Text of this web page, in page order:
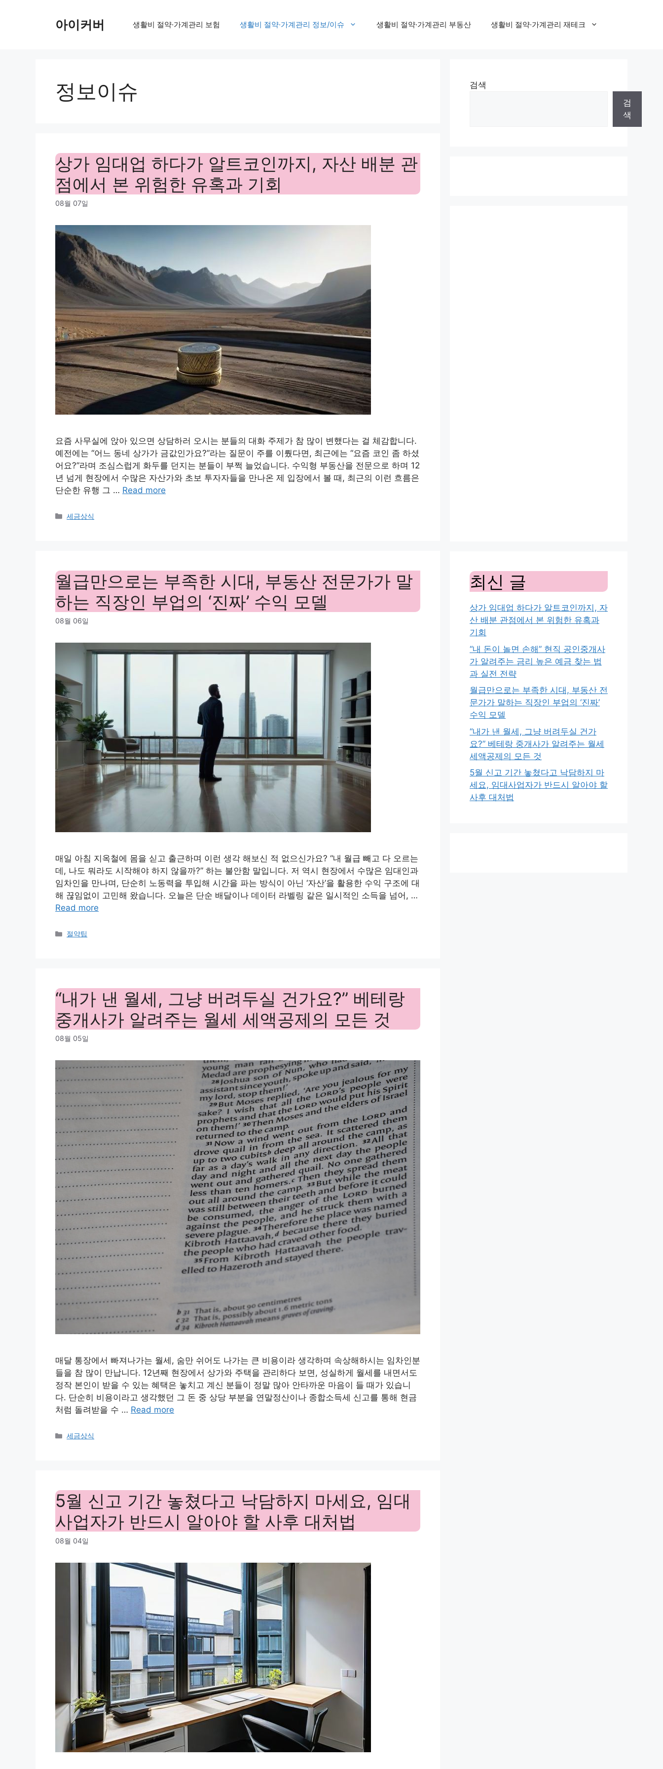
아이커버 생활비 절약·가계관리 보험 생활비 절약·가계관리 정보/이슈 생활비 절약·가계관리 부동산 생활비 절약·가계관리 재테크
정보이슈
상가 임대업 하다가 알트코인까지, 자산 배분 관
점에서 본 위험한 유혹과 기회
08월 07일
요즘 사무실에 앉아 있으면 상담하러 오시는 분들의 대화 주제가 참 많이 변했다는 걸 체감합니다.
예전에는 “어느 동네 상가가 금값인가요?”라는 질문이 주를 이뤘다면, 최근에는 “요즘 코인 좀 하셨
어요?”라며 조심스럽게 화두를 던지는 분들이 부쩍 늘었습니다. 수익형 부동산을 전문으로 하며 12
년 넘게 현장에서 수많은 자산가와 초보 투자자들을 만나온 제 입장에서 볼 때, 최근의 이런 흐름은
단순한 유행 그 … Read more
Categories
세금상식
월급만으로는 부족한 시대, 부동산 전문가가 말
하는 직장인 부업의 ‘진짜’ 수익 모델
08월 06일
매일 아침 지옥철에 몸을 싣고 출근하며 이런 생각 해보신 적 없으신가요? “내 월급 빼고 다 오르는
데, 나도 뭐라도 시작해야 하지 않을까?” 하는 불안함 말입니다. 저 역시 현장에서 수많은 임대인과
임차인을 만나며, 단순히 노동력을 투입해 시간을 파는 방식이 아닌 ‘자산’을 활용한 수익 구조에 대
해 끊임없이 고민해 왔습니다. 오늘은 단순 배달이나 데이터 라벨링 같은 일시적인 소득을 넘어, …
Read more
Categories
절약팁
“내가 낸 월세, 그냥 버려두실 건가요?” 베테랑
중개사가 알려주는 월세 세액공제의 모든 것
08월 05일
매달 통장에서 빠져나가는 월세, 숨만 쉬어도 나가는 큰 비용이라 생각하며 속상해하시는 임차인분
들을 참 많이 만납니다. 12년째 현장에서 상가와 주택을 관리하다 보면, 성실하게 월세를 내면서도
정작 본인이 받을 수 있는 혜택은 놓치고 계신 분들이 정말 많아 안타까운 마음이 들 때가 있습니
다. 단순히 비용이라고 생각했던 그 돈 중 상당 부분을 연말정산이나 종합소득세 신고를 통해 현금
처럼 돌려받을 수 … Read more
Categories
세금상식
5월 신고 기간 놓쳤다고 낙담하지 마세요, 임대
사업자가 반드시 알아야 할 사후 대처법
08월 04일
검색
검
색
최신 글
상가 임대업 하다가 알트코인까지, 자
산 배분 관점에서 본 위험한 유혹과
기회
“내 돈이 놀면 손해” 현직 공인중개사
가 알려주는 금리 높은 예금 찾는 법
과 실전 전략
월급만으로는 부족한 시대, 부동산 전
문가가 말하는 직장인 부업의 ‘진짜’
수익 모델
“내가 낸 월세, 그냥 버려두실 건가
요?” 베테랑 중개사가 알려주는 월세
세액공제의 모든 것
5월 신고 기간 놓쳤다고 낙담하지 마
세요, 임대사업자가 반드시 알아야 할
사후 대처법